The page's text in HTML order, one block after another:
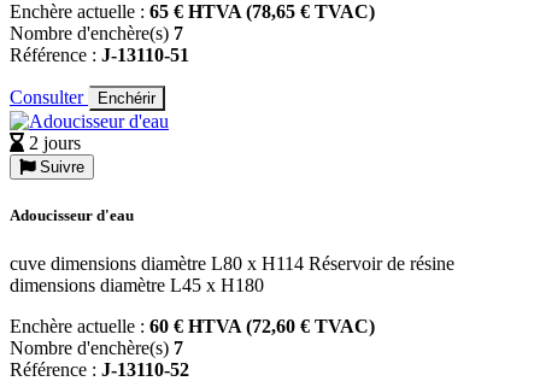
Enchère actuelle : 65 € HTVA (78,65 € TVAC)
Nombre d'enchère(s) 7
Référence : J-13110-51
Consulter Enchérir
2 jours
Suivre
Adoucisseur d'eau
cuve dimensions diamètre L80 x H114 Réservoir de résine
dimensions diamètre L45 x H180
Enchère actuelle : 60 € HTVA (72,60 € TVAC)
Nombre d'enchère(s) 7
Référence : J-13110-52